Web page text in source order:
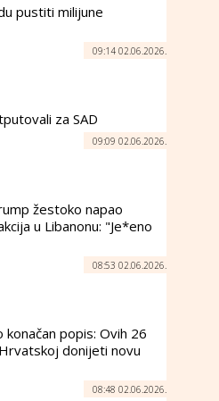
pustiti milijune
09:14 02.06.2026.
za SAD
09:09 02.06.2026.
žestoko napao
u Libanonu: "Je*eno
08:53 02.06.2026.
konačan popis: Ovih 26
donijeti novu
08:48 02.06.2026.